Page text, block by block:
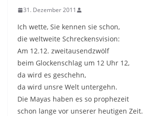
31. Dezember 2011
Ich wette, Sie kennen sie schon,
die weltweite Schreckensvision:
Am 12.12. zweitausendzwölf
beim Glockenschlag um 12 Uhr 12,
da wird es geschehn,
da wird unsre Welt untergehn.
Die Mayas haben es so prophezeit
schon lange vor unserer heutigen Zeit.